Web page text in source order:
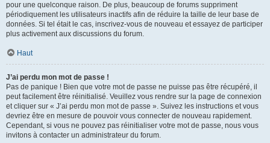
pour une quelconque raison. De plus, beaucoup de forums suppriment
périodiquement les utilisateurs inactifs afin de réduire la taille de leur base de
données. Si tel était le cas, inscrivez-vous de nouveau et essayez de participer
plus activement aux discussions du forum.
Haut
J’ai perdu mon mot de passe !
Pas de panique ! Bien que votre mot de passe ne puisse pas être récupéré, il
peut facilement être réinitialisé. Veuillez vous rendre sur la page de connexion
et cliquer sur « J’ai perdu mon mot de passe ». Suivez les instructions et vous
devriez être en mesure de pouvoir vous connecter de nouveau rapidement.
Cependant, si vous ne pouvez pas réinitialiser votre mot de passe, nous vous
invitons à contacter un administrateur du forum.